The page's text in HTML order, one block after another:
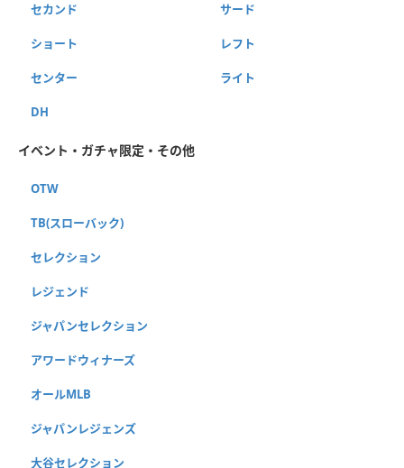
セカンド サード
ショート レフト
センター ライト
DH
イベント・ガチャ限定・その他
OTW
TB(スローバック)
セレクション
レジェンド
ジャパンセレクション
アワードウィナーズ
オールMLB
ジャパンレジェンズ
大谷セレクション